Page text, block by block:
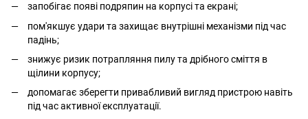
запобігає появі подряпин на корпусі та екрані;
пом'якшує удари та захищає внутрішні механізми під час
падінь;
знижує ризик потрапляння пилу та дрібного сміття в
щілини корпусу;
допомагає зберегти привабливий вигляд пристрою навіть
під час активної експлуатації.